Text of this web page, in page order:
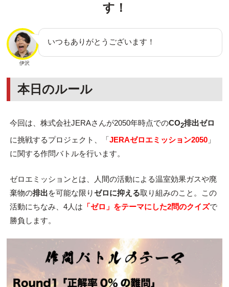
す！
伊沢
いつもありがとうございます！
本日のルール
今回は、株式会社JERAさんが2050年時点でのCO2排出ゼロ
に挑戦するプロジェクト、「JERAゼロエミッション2050」
に関する作問バトルを行います。
ゼロエミッションとは、人間の活動による温室効果ガスや廃
棄物の排出を可能な限り ゼロに抑える取り組みのこと。この
活動にちなみ、4人は 「ゼロ」をテーマにした2問のクイズで
勝負します。